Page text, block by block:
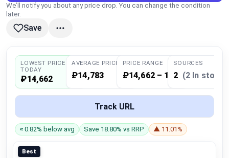
Compare
Plans & Pricing
Log in
We’ll notify you about any price drop. You can change the condition
later.
Save
LOWEST PRICE
TODAY
₽14,662
AVERAGE PRICE
₽14,783
PRICE RANGE
₽14,662 – 14,904
SOURCES
2 (2 In stock)
Track URL
≈ 0.82% below avg Save 18.80% vs RRP ▲ 11.01%
Best